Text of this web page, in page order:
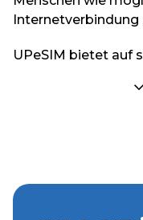
Internetverbindung
UPeSIM bietet auf
mehr als 200